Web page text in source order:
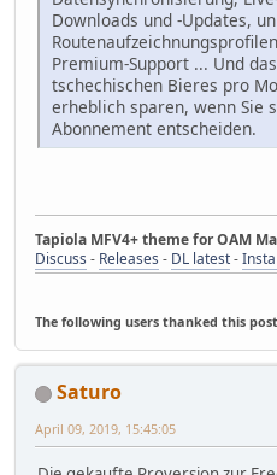
Downloads und -Updates,
Premium-Support ... Und
tschechischen Bieres pro
erheblich sparen, wenn Sie
Abonnement entscheiden.
Tapiola MFV4+ theme for OAM
Discuss - Releases - DL latest-
The following users thanked this
Saturo
April 09, 2019, 15:45:05